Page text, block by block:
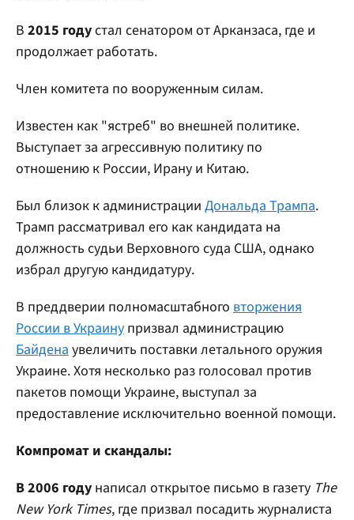
В 2015 годустал сенатором от Арканзаса, где и
продолжает работать.
Член комитета по вооруженным силам.
Известен как "ястреб" во внешней политике.
Выступает за агрессивную политику по
отношению к России, Ирану и Китаю.
Был близок к администрации Дональда Трампа.
Трамп рассматривал его как кандидата на
должность судьи Верховного суда США, однако
избрал другую кандидатуру.
В преддверии полномасштабного вторжения
России в Украину призвал администрацию
Байденаувеличить поставки летального оружия
Украине. Хотя несколько раз голосовал против
пакетов помощи Украине, выступал за
предоставление исключительно военной помощи.
Компромат и скандалы:
В 2006 году написал открытое письмо в газету The
New York Times, где призвал посадить журналиста